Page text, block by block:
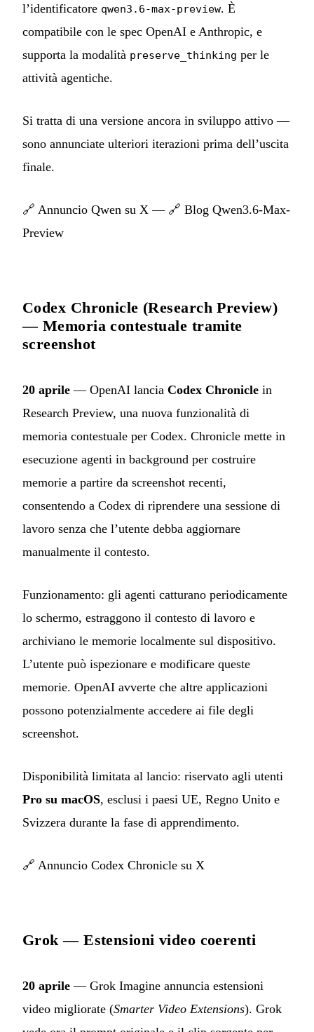
l’identificatore qwen3.6-max-preview. È
compatibile con le spec OpenAI e Anthropic, e
supporta la modalità preserve_thinking per le
attività agentiche.
Si tratta di una versione ancora in sviluppo attivo —
sono annunciate ulteriori iterazioni prima dell’uscita
finale.
🔗 Annuncio Qwen su X — 🔗 Blog Qwen3.6-Max-
Preview
Codex Chronicle (Research Preview)
— Memoria contestuale tramite
screenshot
20 aprile — OpenAI lancia Codex Chronicle in
Research Preview, una nuova funzionalità di
memoria contestuale per Codex. Chronicle mette in
esecuzione agenti in background per costruire
memorie a partire da screenshot recenti,
consentendo a Codex di riprendere una sessione di
lavoro senza che l’utente debba aggiornare
manualmente il contesto.
Funzionamento: gli agenti catturano periodicamente
lo schermo, estraggono il contesto di lavoro e
archiviano le memorie localmente sul dispositivo.
L’utente può ispezionare e modificare queste
memorie. OpenAI avverte che altre applicazioni
possono potenzialmente accedere ai file degli
screenshot.
Disponibilità limitata al lancio: riservato agli utenti
Pro su macOS, esclusi i paesi UE, Regno Unito e
Svizzera durante la fase di apprendimento.
🔗 Annuncio Codex Chronicle su X
Grok — Estensioni video coerenti
20 aprile — Grok Imagine annuncia estensioni
video migliorate (Smarter Video Extensions). Grok